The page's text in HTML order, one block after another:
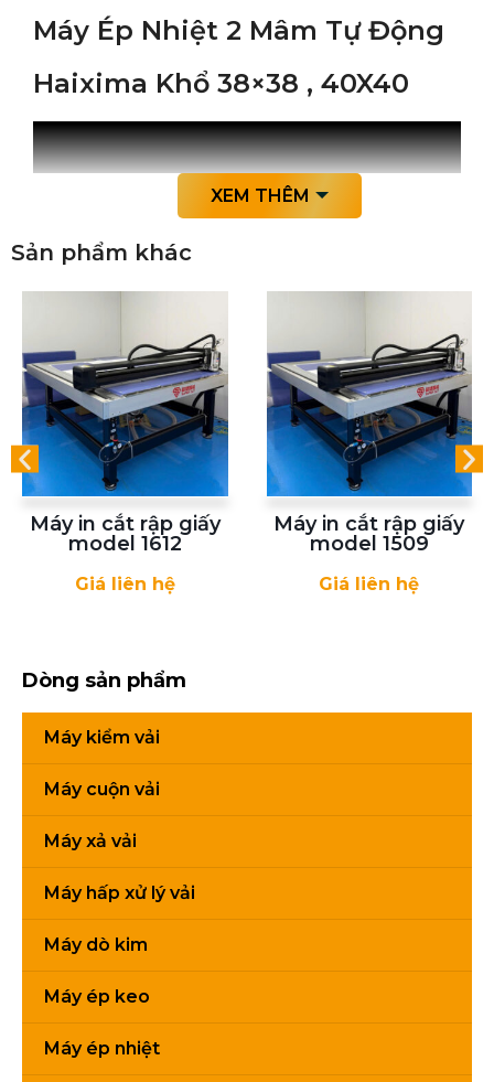
Máy Ép Nhiệt 2 Mâm Tự Động
Haixima Khổ 38×38 , 40X40
THÔNG SỐ KỸ THUẬT
Model Model
áp
Đồng
nhiệt
Thermometer
Đồng
thời
gian
Timer
XEM THÊM
Sản phẩm khác
Máy in cắt rập giấy
model 1612
Giá liên hệ
Máy in cắt rập giấy
model 1509
Giá liên hệ
Dòng sản phẩm
Máy kiểm vải
Máy cuộn vải
Máy xả vải
Máy hấp xử lý vải
Máy dò kim
Máy ép keo
Máy ép nhiệt